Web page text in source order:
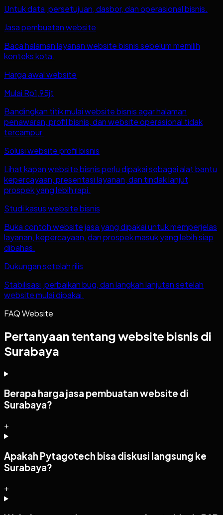
Untuk data, persetujuan, dasbor, dan operasional bisnis.
Jasa pembuatan website
Baca halaman layanan website bisnis sebelum memilih
konteks kota.
Harga awal website
Mulai Rp1,95jt
Bandingkan titik mulai website bisnis agar halaman
penawaran, profil bisnis, dan website operasional tidak
tercampur.
Solusi website profil bisnis
Lihat kapan website bisnis perlu dipakai sebagai alat bantu
kepercayaan, presentasi layanan, dan tindak lanjut
prospek yang lebih rapi.
Studi kasus website bisnis
Buka contoh website jasa yang dipakai untuk memperjelas
layanan, kepercayaan, dan prospek masuk yang lebih siap
dibahas.
Dukungan setelah rilis
Stabilisasi, perbaikan bug, dan langkah lanjutan setelah
website mulai dipakai.
FAQ Website
Pertanyaan tentang website bisnis di
Surabaya
Berapa harga jasa pembuatan website di
Surabaya?
+
Apakah Pytagotech bisa diskusi langsung ke
Surabaya?
+